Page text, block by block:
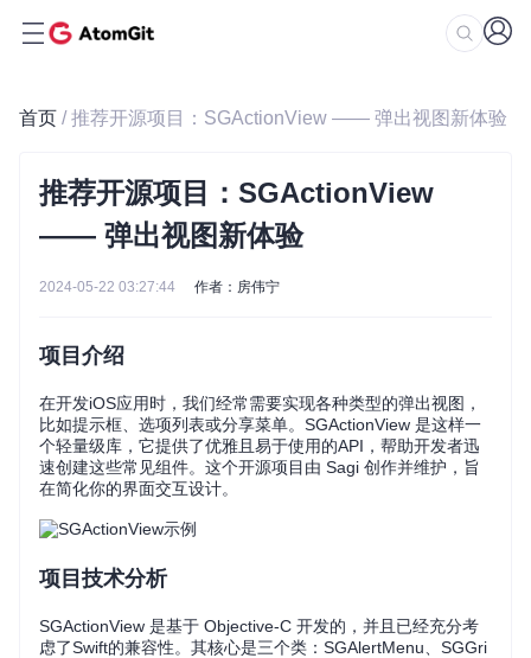
首页 / 推荐开源项目：SGActionView —— 弹出视图新体验
推荐开源项目：SGActionView
—— 弹出视图新体验
2024-05-22 03:27:44 作者：房伟宁
项目介绍
在开发iOS应用时，我们经常需要实现各种类型的弹出视图，
比如提示框、选项列表或分享菜单。SGActionView 是这样一
个轻量级库，它提供了优雅且易于使用的API，帮助开发者迅
速创建这些常见组件。这个开源项目由 Sagi 创作并维护，旨
在简化你的界面交互设计。
项目技术分析
SGActionView 是基于 Objective-C 开发的，并且已经充分考
虑了Swift的兼容性。其核心是三个类：SGAlertMenu、SGGri